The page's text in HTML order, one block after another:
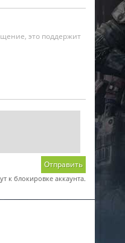
это поддержит
Отправить
к блокировке аккаунта.